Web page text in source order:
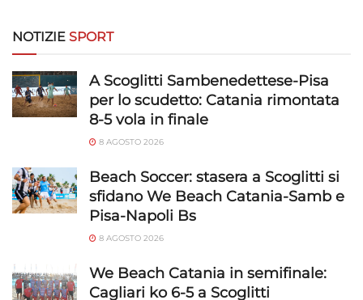
NOTIZIE SPORT
A Scoglitti Sambenedettese-Pisa
per lo scudetto: Catania rimontata
8-5 vola in finale
8 AGOSTO 2026
Beach Soccer: stasera a Scoglitti si
sfidano We Beach Catania-Samb e
Pisa-Napoli Bs
8 AGOSTO 2026
We Beach Catania in semifinale:
Cagliari ko 6-5 a Scoglitti